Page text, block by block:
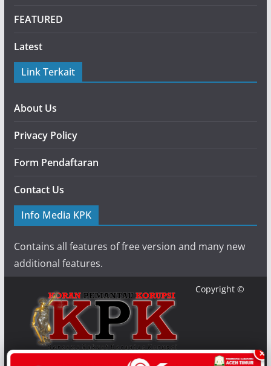
FEATURED
Latest
Link Terkait
About Us
Privacy Policy
Form Pendaftaran
Contact Us
Info Media KPK
Contains all features of free version and many new
additional features.
Copyright ©
×